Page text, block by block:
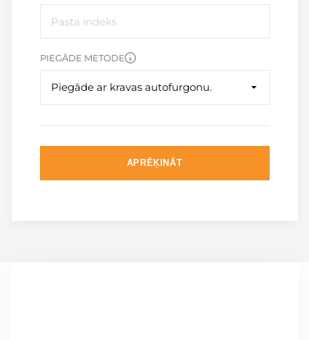
PIEGĀDE METODE
Piegāde ar kravas autofurgonu.
APRĒĶINĀT